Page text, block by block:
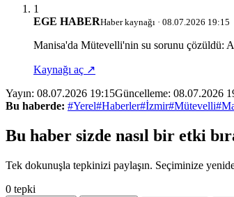
1
EGE HABERHaber kaynağı · 08.07.2026 19:15
Manisa'da Mütevelli'nin su sorunu çözüldü:
Kaynağı aç ↗
Yayın: 08.07.2026 19:15Güncelleme: 08.07.2026
Bu haberde: #Yerel#Haberler#İzmir#Mütevelli
Bu haber sizde nasıl bir etki
Tek dokunuşla tepkinizi paylaşın. Seçiminize
0 tepki